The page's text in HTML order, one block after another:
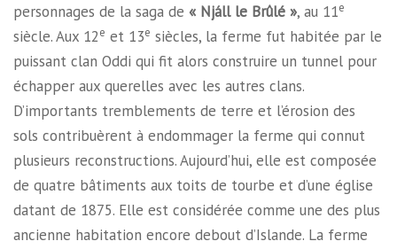
personnages de la saga de « Njáll le Brûlé », au 11e
siècle. Aux 12e et 13e siècles, la ferme fut habitée par le
puissant clan Oddi qui fit alors construire un tunnel pour
échapper aux querelles avec les autres clans.
D’importants tremblements de terre et l’érosion des
sols contribuèrent à endommager la ferme qui connut
plusieurs reconstructions. Aujourd’hui, elle est composée
de quatre bâtiments aux toits de tourbe et d’une église
datant de 1875. Elle est considérée comme une des plus
ancienne habitation encore debout d’Islande. La ferme